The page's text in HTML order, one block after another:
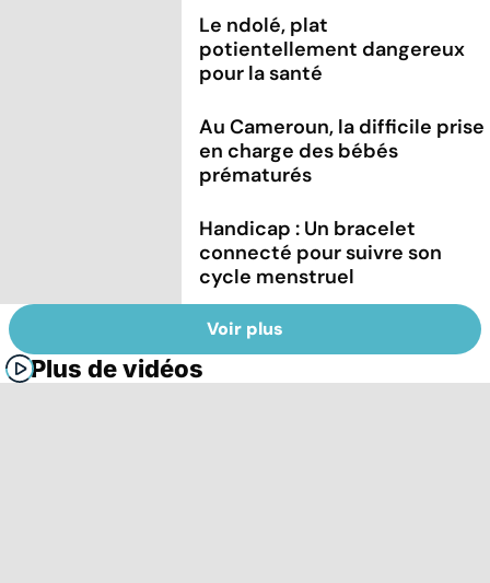
Le ndolé, plat
potientellement dangereux
pour la santé
Au Cameroun, la difficile prise
en charge des bébés
prématurés
Handicap : Un bracelet
connecté pour suivre son
cycle menstruel
Voir plus
Plus de vidéos